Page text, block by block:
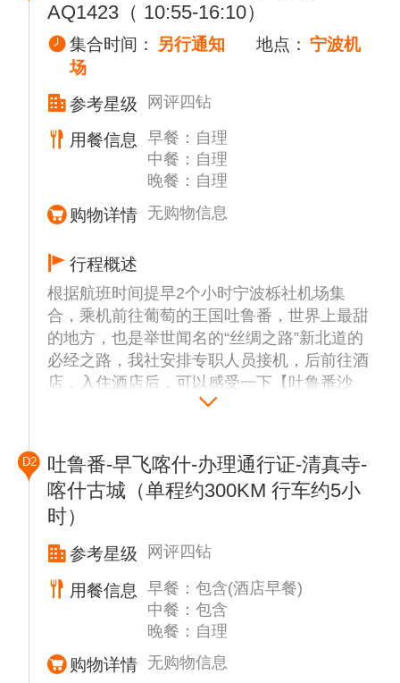
AQ1423（ 10:55-16:10）
集合时间： 另行通知 地点： 宁波机
场
参考星级
网评四钻
用餐信息
早餐：自理
中餐：自理
晚餐：自理
购物详情 无购物信息
行程概述
根据航班时间提早2个小时宁波栎社机场集
合，乘机前往葡萄的王国吐鲁番，世界上最甜
的地方，也是举世闻名的“丝绸之路”新北道的
必经之路，我社安排专职人员接机，后前往酒
店，入住酒店后，可以感受一下【吐鲁番沙
疗】，古称 “火州埋沙”，是传承千年的维吾尔
一体，是大自然馈赠的天然理疗方式。
☆温馨提示：新疆与内地有两个小时的时差，
膳食，各位贵宾可自行品尝新疆小吃。
1、此行程如因天气原因，景区自身原因或其
他不可抗力因素，导致不能前往景区，我社将
有权利调整行程或取消景区的浏览。在景点不
D2
吐鲁番-早飞喀什-办理通行证-清真寺-
喀什古城（单程约300KM 行车约5小
时）
参考星级 网评四钻
用餐信息
早餐：包含(酒店早餐)
中餐：包含
晚餐：自理
购物详情 无购物信息